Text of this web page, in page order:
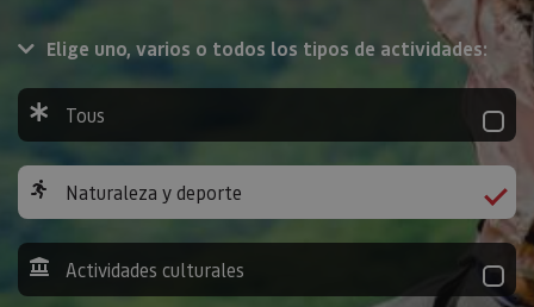
Elige uno, varios o todos los tipos de actividades:
Tous
Naturaleza y deporte
Actividades culturales